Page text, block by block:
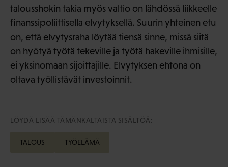
talousshokin takia myös valtio on lähdössä liikkeelle
finanssipoliittisella elvytyksellä. Suurin yhteinen etu
on, että elvytysraha löytää tiensä sinne, missä siitä
on hyötyä työtä tekeville ja työtä hakeville ihmisille,
ei yksinomaan sijoittajille. Elvytyksen ehtona on
oltava työllistävät investoinnit.
LÖYDÄ LISÄÄ TÄMÄNKALTAISTA SISÄLTÖÄ:
TALOUS TYÖELÄMÄ